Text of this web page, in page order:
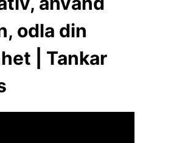
odla din
| Tankar